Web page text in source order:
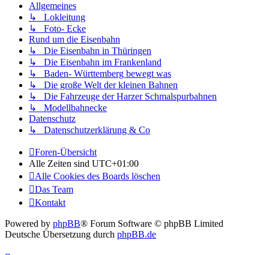
Allgemeines
↳ Lokleitung
↳ Foto- Ecke
Rund um die Eisenbahn
↳ Die Eisenbahn in Thüringen
↳ Die Eisenbahn im Frankenland
↳ Baden- Württemberg bewegt was
↳ Die große Welt der kleinen Bahnen
↳ Die Fahrzeuge der Harzer Schmalspurbahnen
↳ Modellbahnecke
Datenschutz
↳ Datenschutzerklärung & Co
Foren-Übersicht
Alle Zeiten sind UTC+01:00
Alle Cookies des Boards löschen
Das Team
Kontakt
Powered by phpBB® Forum Software © phpBB Limited
Deutsche Übersetzung durch phpBB.de